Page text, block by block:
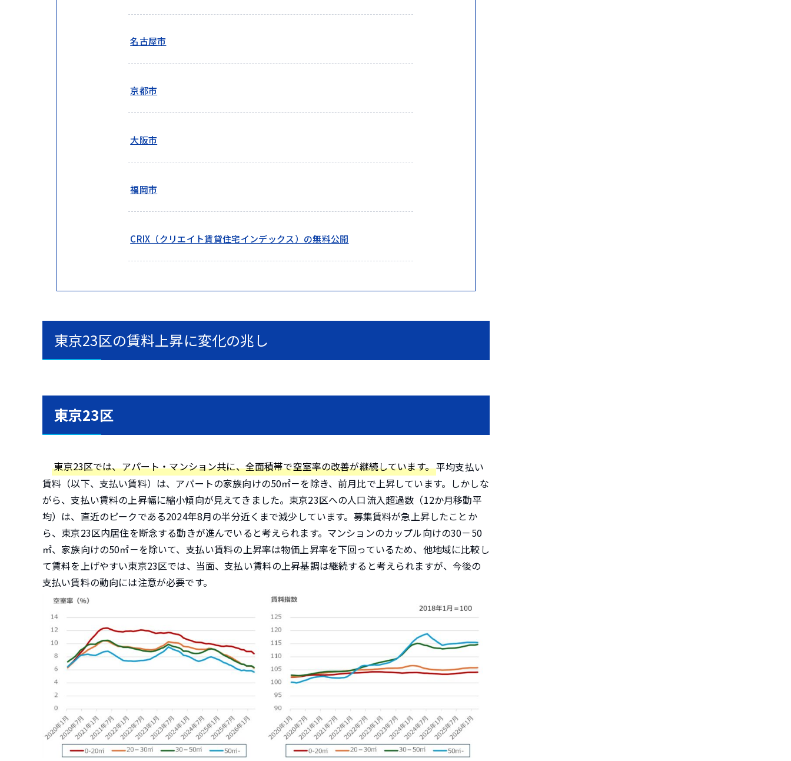
名古屋市
京都市
大阪市
福岡市
CRIX（クリエイト賃貸住宅インデックス）の無料公開
東京23区の賃料上昇に変化の兆し
東京23区
東京23区では、アパート・マンション共に、全面積帯で空室率の改善が継続しています。平均支払い
賃料（以下、支払い賃料）は、アパートの家族向けの50㎡－を除き、前月比で上昇しています。しかしな
がら、支払い賃料の上昇幅に縮小傾向が見えてきました。東京23区への人口流入超過数（12か月移動平
均）は、直近のピークである2024年8月の半分近くまで減少しています。募集賃料が急上昇したことか
ら、東京23区内居住を断念する動きが進んでいると考えられます。マンションのカップル向けの30－50
㎡、家族向けの50㎡－を除いて、支払い賃料の上昇率は物価上昇率を下回っているため、他地域に比較し
て賃料を上げやすい東京23区では、当面、支払い賃料の上昇基調は継続すると考えられますが、今後の
支払い賃料の動向には注意が必要です。